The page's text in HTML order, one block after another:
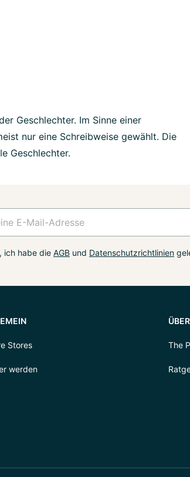
Geschlechter. Im Sinne einer
nur eine Schreibweise gewählt. Die
Geschlechter.
ich habe die AGB und Datenschutzrichtlinien
Stores
werden
The